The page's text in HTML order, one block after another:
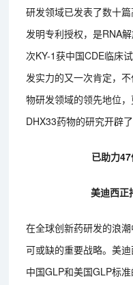
研发领域已发表了数十
发明专利授权，是RNA
次KY-1获中国CDE临床
发实力的又一次肯定，
物研发领域的领先地位
DHX33药物的研究开辟了
已助力
美迪西正
在全球创新药研发的浪
可或缺的重要战略。美
中国GLP和美国GLP标